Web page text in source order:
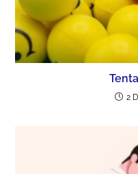
2